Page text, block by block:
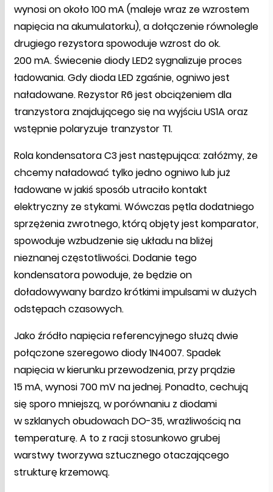
wynosi on około 100 mA (maleje wraz ze wzrostem
napięcia na akumulatorku), a dołączenie równolegle
drugiego rezystora spowoduje wzrost do ok.
200 mA. Świecenie diody LED2 sygnalizuje proces
ładowania. Gdy dioda LED zgaśnie, ogniwo jest
naładowane. Rezystor R6 jest obciążeniem dla
tranzystora znajdującego się na wyjściu US1A oraz
wstępnie polaryzuje tranzystor T1.
Rola kondensatora C3 jest następująca: załóżmy, że
chcemy naładować tylko jedno ogniwo lub już
ładowane w jakiś sposób utraciło kontakt
elektryczny ze stykami. Wówczas pętla dodatniego
sprzężenia zwrotnego, którą objęty jest komparator,
spowoduje wzbudzenie się układu na bliżej
nieznanej częstotliwości. Dodanie tego
kondensatora powoduje, że będzie on
doładowywany bardzo krótkimi impulsami w dużych
odstępach czasowych.
Jako źródło napięcia referencyjnego służą dwie
połączone szeregowo diody 1N4007. Spadek
napięcia w kierunku przewodzenia, przy prądzie
15 mA, wynosi 700 mV na jednej. Ponadto, cechują
się sporo mniejszą, w porównaniu z diodami
w szklanych obudowach DO-35, wrażliwością na
temperaturę. A to z racji stosunkowo grubej
warstwy tworzywa sztucznego otaczającego
strukturę krzemową.